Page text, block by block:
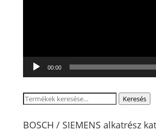
00:00
Keresés
következőre:
Keresés
BOSCH / SIEMENS alkatrész